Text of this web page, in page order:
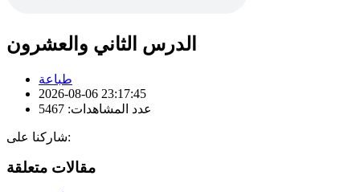
الدرس الثاني والعشرون
طباعة
2026-08-06 23:17:45
عدد المشاهدات: 5467
شاركنا على:
مقالات متعلقة